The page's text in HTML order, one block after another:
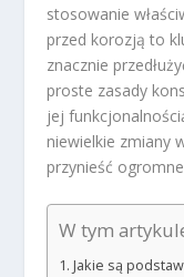
stosowanie
przed korozją to
znacznie
proste zasady
jej
niewielkie zmiany
przynieść
W tym
Jakie są